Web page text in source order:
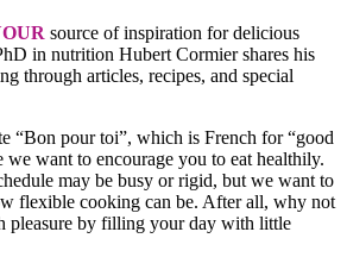
source of inspiration for delicious
in nutrition Hubert Cormier shares his
through articles, recipes, and special
“Bon pour toi”, which is French for “good
we want to encourage you to eat healthily.
may be busy or rigid, but we want to
flexible cooking can be. After all, why not
pleasure by filling your day with little